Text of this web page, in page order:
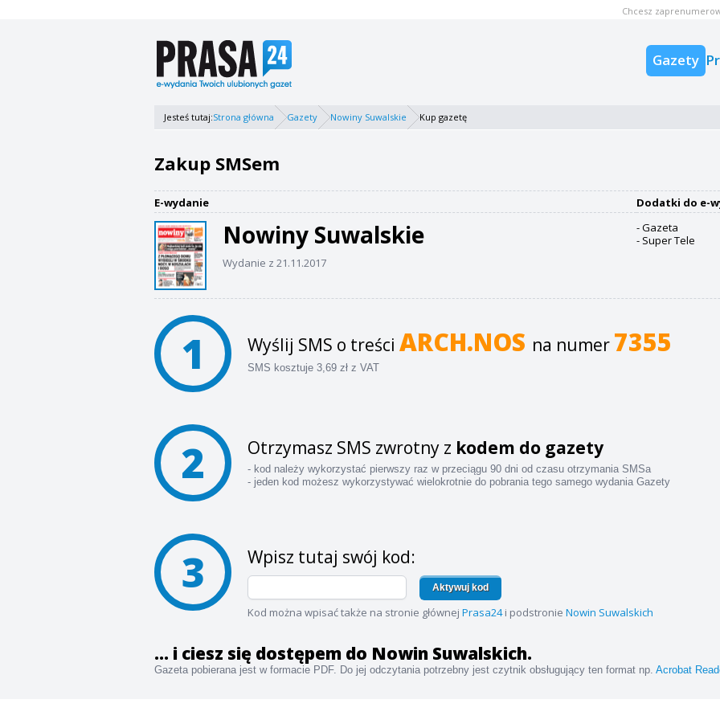
Gazety
Chcesz
Jesteś tutaj:Strona główna Gazety Nowiny Suwalskie Kup gazetę
Zakup SMSem
E-wydanie
Nowiny Suwalskie
Wydanie z 21.11.2017
Dodatki do e-
- Gazeta
- Super Tele
1 Wyślij SMS o treści ARCH.NOS na numer 7355
SMS kosztuje 3,69 zł z VAT
2 Otrzymasz SMS zwrotny z kodem do gazety
- kod należy wykorzystać pierwszy raz w przeciągu 90 dni od czasu otrzymania SMSa
- jeden kod możesz wykorzystywać wielokrotnie do pobrania tego samego wydania Gazety
3 Wpisz tutaj swój kod:
Aktywuj kod
Kod można wpisać także na stronie głównej Prasa24i podstronie Nowin Suwalskich
... i ciesz się dostępem do Nowin Suwalskich.
Gazeta pobierana jest w formacie PDF. Do jej odczytania potrzebny jest czytnik obsługujący ten format np. Acrobat